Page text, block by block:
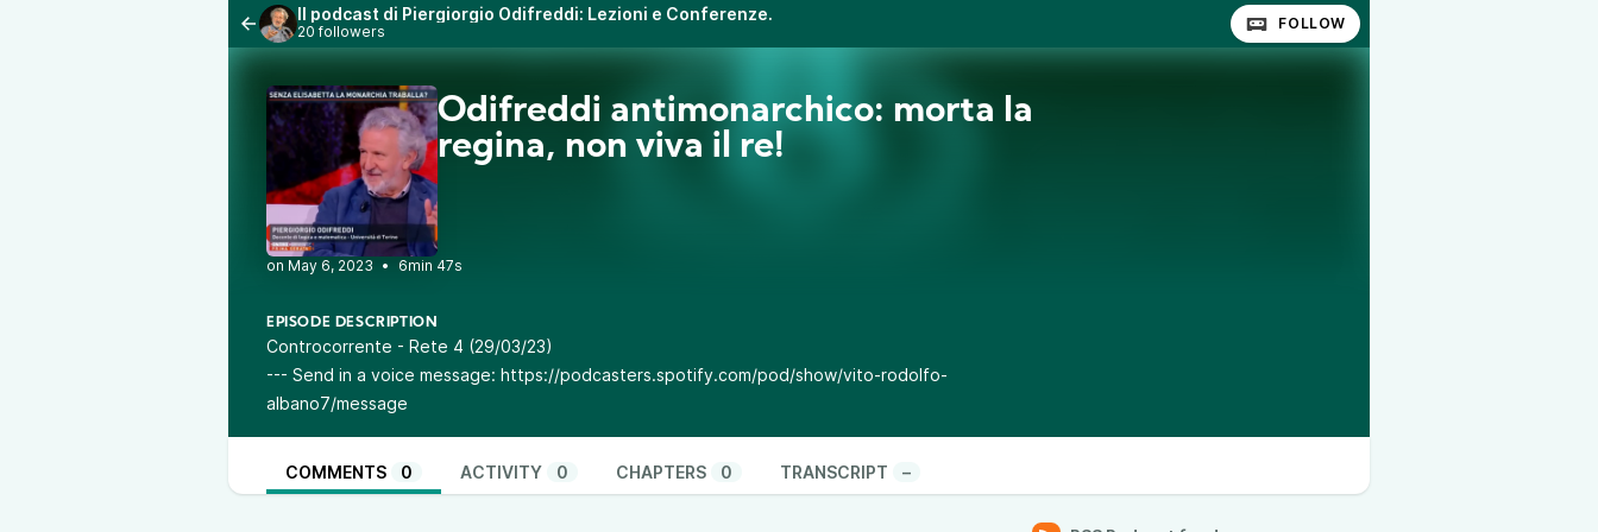
Il podcast di Piergiorgio Odifreddi: Lezioni e Conferenze.
20 followers FOLLOW
Odifreddi antimonarchico: morta la
regina, non viva il re!
• 6min 47s
EPISODE DESCRIPTION
Controcorrente - Rete 4 (29/03/23)
--- Send in a voice message: https://podcasters.spotify.com/pod/show/vito-rodolfo-
albano7/message
COMMENTS 0 ACTIVITY 0 CHAPTERS 0 TRANSCRIPT –